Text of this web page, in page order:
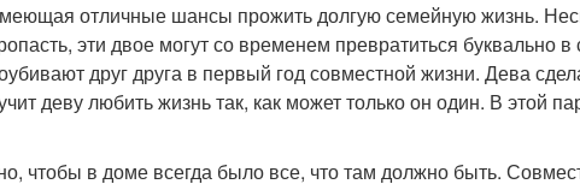
отличные шансы прожить долгую семейную жизнь.
эти двое могут со временем превратиться буквально в
друг друга в первый год совместной жизни. Дева
деву любить жизнь так, как может только он один. В этой
чтобы в доме всегда было все, что там должно быть.